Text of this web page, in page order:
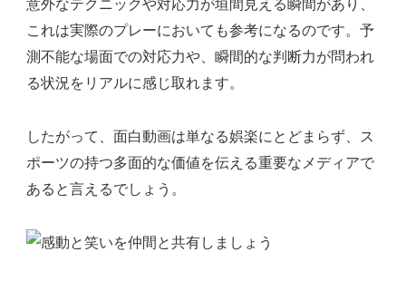
意外なテクニックや対応力が垣間見える瞬間があり、
これは実際のプレーにおいても参考になるのです。予
測不能な場面での対応力や、瞬間的な判断力が問われ
る状況をリアルに感じ取れます。
したがって、面白動画は単なる娯楽にとどまらず、ス
ポーツの持つ多面的な価値を伝える重要なメディアで
あると言えるでしょう。